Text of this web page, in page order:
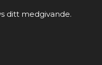
ditt medgivande.